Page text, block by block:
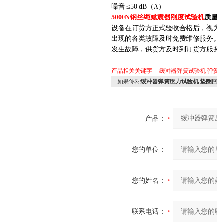
噪音 ≤50 dB（A）
5000N钢丝绳减震器刚度试验机质
设备在订货方正式验收合格后，视
出现的各类故障及时免费维修服务
发生故障，供货方及时到订货方服
产品相关关键字： 缓冲器弹簧试验机 弹
如果你对缓冲器弹簧压力试验机 垫圈
产品：
您的单位：
您的姓名：
联系电话：